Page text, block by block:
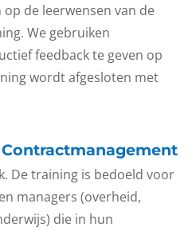
de leerwensen van de
We gebruiken
feedback te geven op
wordt afgesloten met
De training is bedoeld voor
managers (overheid,
die in hun